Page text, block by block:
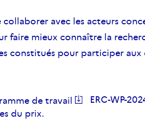
avec les acteurs
faire mieux connaître la
constitués pour participer aux
de travail ERC-WP-
du prix.